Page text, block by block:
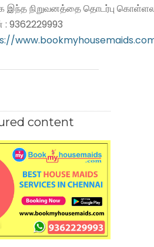
இந்த நிறுவனத்தை தொடர்பு
9362229993
content